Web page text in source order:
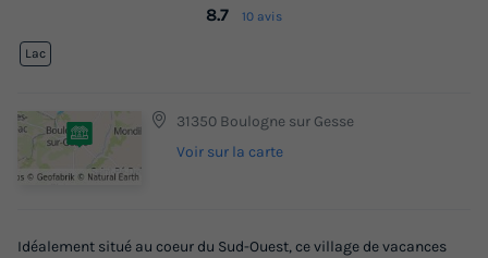
8.7 10 avis
Lac
31350 Boulogne sur Gesse
Voir sur la carte
Idéalement situé au coeur du Sud-Ouest, ce village de vacances